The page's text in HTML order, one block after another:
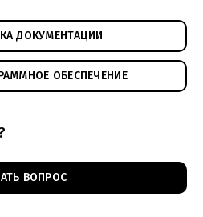
ДОКУМЕНТАЦИИ
ОБЕСПЕЧЕНИЕ
ВОПРОС